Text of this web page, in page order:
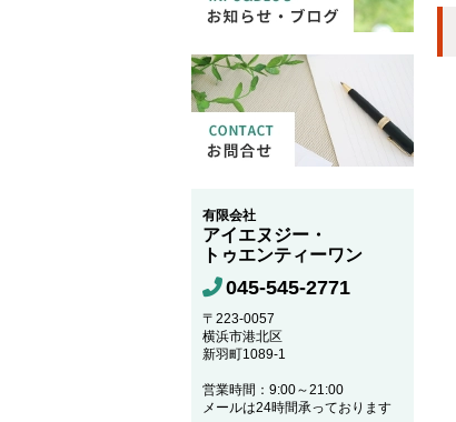
有限会社
アイエヌジー・
トゥエンティーワン
045-545-2771
〒223-0057
横浜市港北区
新羽町1089-1
営業時間：9:00～21:00
メールは24時間承っております